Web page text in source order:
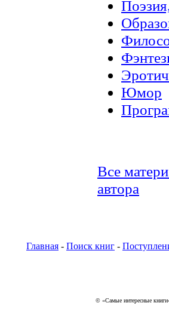
Юмор
Все
автора
Главная - Поиск книг -
© «Самые интересные